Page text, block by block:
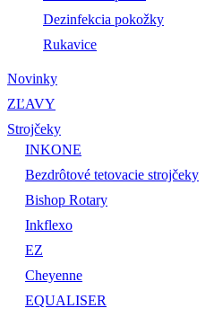
Dezinfekcia pokožky
Rukavice
Novinky
ZĽAVY
Strojčeky
INKONE
Bezdrôtové tetovacie strojčeky
Bishop Rotary
Inkflexo
EZ
Cheyenne
EQUALISER